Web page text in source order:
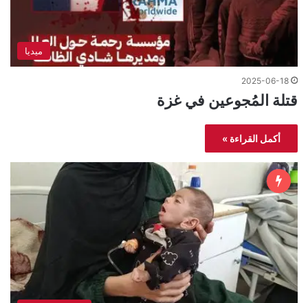
ميديا
2025-06-18
قتلة المُجوعين في غزة
أكمل القراءة »